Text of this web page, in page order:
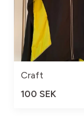
Craft
100 SEK